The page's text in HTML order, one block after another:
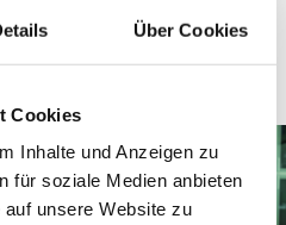
Über Cookies
Cookies
Inhalte und Anzeigen zu
für soziale Medien anbieten
unsere Website zu
das